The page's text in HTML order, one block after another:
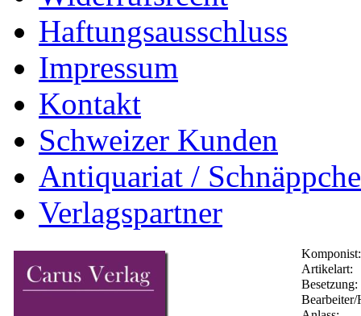
Haftungsausschluss
Impressum
Kontakt
Schweizer Kunden
Antiquariat /
Verlagspartner
Komponist:
Artikelart:
Besetzung:
Bearbeiter/